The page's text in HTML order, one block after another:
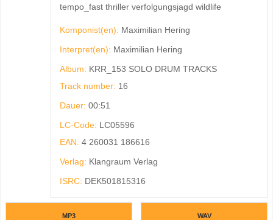
tempo_fast thriller verfolgungsjagd wildlife
Komponist(en): Maximilian Hering
Interpret(en): Maximilian Hering
Album: KRR_153 SOLO DRUM TRACKS
Track number: 16
Dauer: 00:51
LC-Code: LC05596
EAN: 4 260031 186616
Verlag: Klangraum Verlag
ISRC: DEK501815316
MP3 WAV